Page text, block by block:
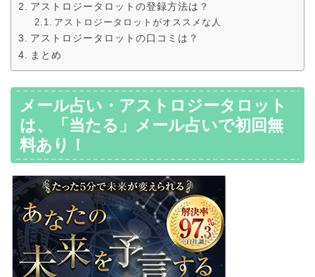
アストロジータロットの登録方法は？
アストロジータロットがオススメな人
アストロジータロットの口コミは？
まとめ
メール占い・アストロジータロット
は、「当たる」メール占いで初回無
料あり！